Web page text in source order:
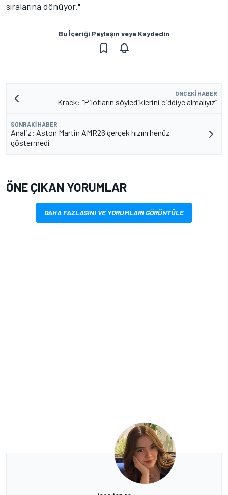
sıralarına dönüyor."
Bu İçeriği Paylaşın veya Kaydedin
ÖNCEKI HABER
Krack: “Pilotların söylediklerini ciddiye almalıyız”
SONRAKI HABER
Analiz: Aston Martin AMR26 gerçek hızını henüz
göstermedi
ÖNE ÇIKAN YORUMLAR
DAHA FAZLASINI VE YORUMLARI GÖRÜNTÜLE